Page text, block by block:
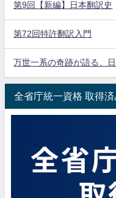
第9回【新編】日本翻訳史
第72回特許翻訳入門
万世一系の奇跡が語る、
全省庁統一資格 取得済